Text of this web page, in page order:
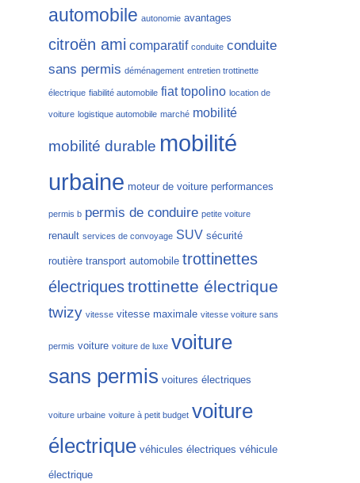
automobile autonomie avantages
citroën ami comparatif conduite conduite
sans permis déménagement entretien trottinette
électrique fiabilité automobile fiat topolino location de
voiture logistique automobile marché mobilité
mobilité durable mobilité
urbaine moteur de voiture performances
permis b permis de conduire petite voiture
renault services de convoyage SUV sécurité
routière transport automobile trottinettes
électriquestrottinette électrique
twizy vitesse vitesse maximale vitesse voiture sans
permis voiture voiture de luxe voiture
sans permis voitures électriques
voiture urbaine voiture à petit budget voiture
électrique véhicules électriques véhicule
électrique